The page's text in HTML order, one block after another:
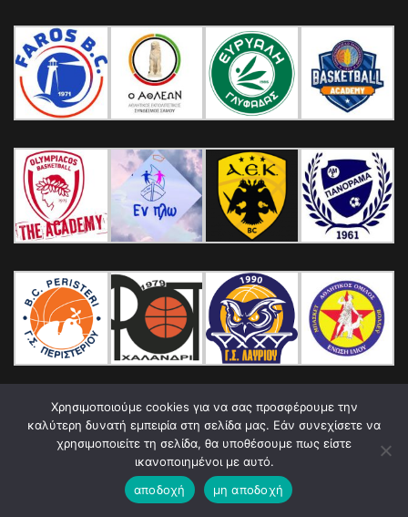
Χρησιμοποιούμε cookies για να σας προσφέρουμε την
καλύτερη δυνατή εμπειρία στη σελίδα μας. Εάν συνεχίσετε να
χρησιμοποιείτε τη σελίδα, θα υποθέσουμε πως είστε
ικανοποιημένοι με αυτό.
αποδοχή
μη αποδοχή